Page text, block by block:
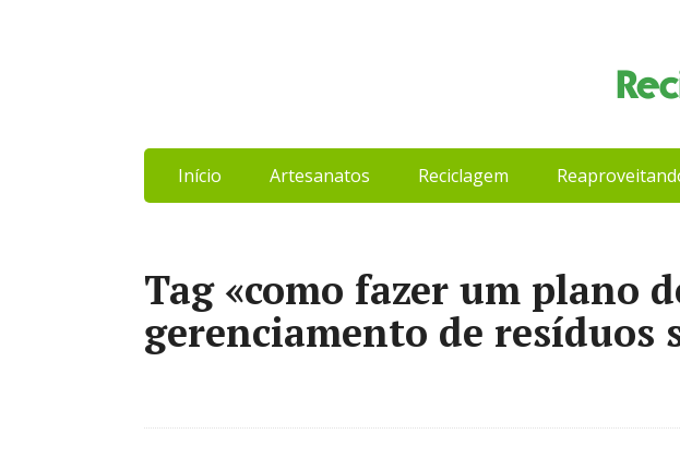
Início Artesanatos Reciclagem
Tag «como fazer um plano
gerenciamento de resíduos